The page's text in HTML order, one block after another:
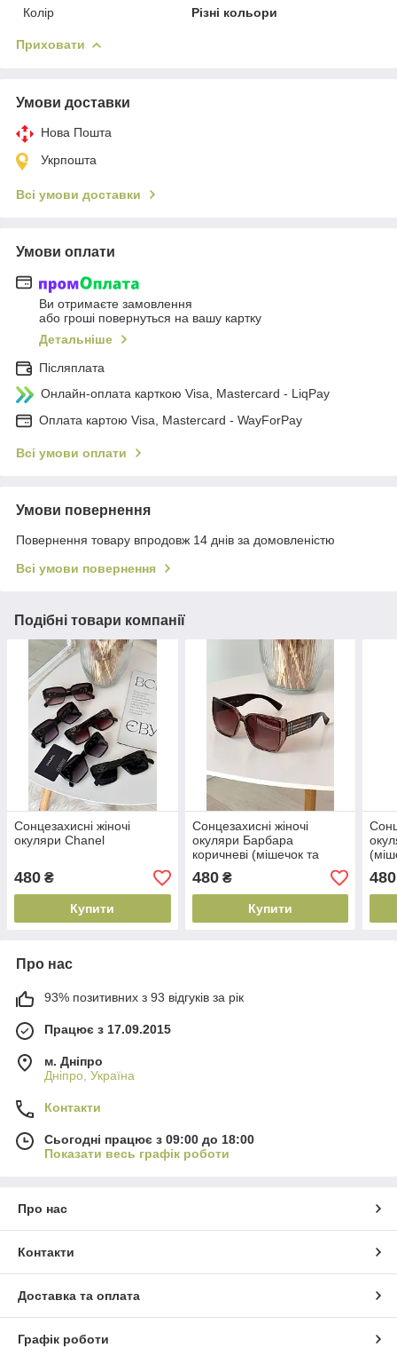
Колір
Різні кольори
Приховати
Умови доставки
Нова Пошта
Укрпошта
Всі умови доставки
Умови оплати
Ви отримаєте замовлення
або гроші повернуться на вашу картку
Детальніше
Післяплата
Онлайн-оплата карткою Visa, Mastercard - LiqPay
Оплата картою Visa, Mastercard - WayForPay
Всі умови оплати
Умови повернення
Повернення товару впродовж 14 днів за домовленістю
Всі умови повернення
Подібні товари компанії
Сонцезахисні жіночі
окуляри Chanel
480 ₴
Купити
Сонцезахисні жіночі
окуляри Барбара
коричневі (мішечок та
480₴
Купити
480
Про нас
93% позитивних з 93 відгуків за рік
Працює з 17.09.2015
м. Дніпро
Дніпро, Україна
Контакти
Сьогодні працює з 09:00 до 18:00
Показати весь графік роботи
Про нас
Контакти
Доставка та оплата
Графік роботи